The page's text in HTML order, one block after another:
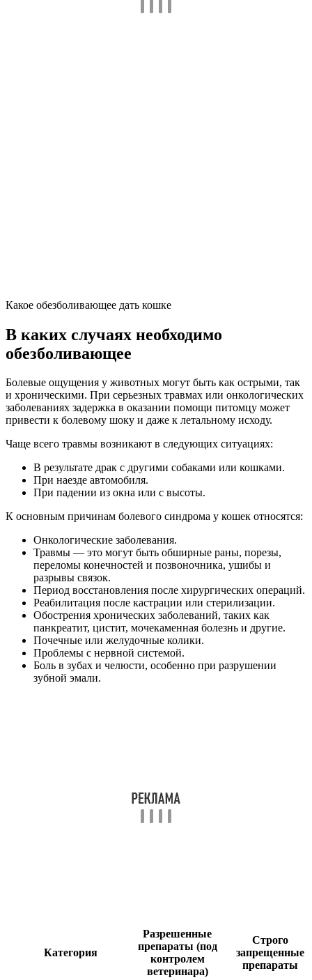
Какое обезболивающее дать кошке
В каких случаях необходимо
обезболивающее
Болевые ощущения у животных могут быть как острыми, так
и хроническими. При серьезных травмах или онкологических
заболеваниях задержка в оказании помощи питомцу может
привести к болевому шоку и даже к летальному исходу.
Чаще всего травмы возникают в следующих ситуациях:
В результате драк с другими собаками или кошками.
При наезде автомобиля.
При падении из окна или с высоты.
К основным причинам болевого синдрома у кошек относятся:
Онкологические заболевания.
Травмы — это могут быть обширные раны, порезы,
переломы конечностей и позвоночника, ушибы и
разрывы связок.
Период восстановления после хирургических операций.
Реабилитация после кастрации или стерилизации.
Обострения хронических заболеваний, таких как
панкреатит, цистит, мочекаменная болезнь и другие.
Почечные или желудочные колики.
Проблемы с нервной системой.
Боль в зубах и челюсти, особенно при разрушении
зубной эмали.
Категория
Разрешенные
препараты (под
контролем
ветеринара)
Строго
запрещенные
препараты